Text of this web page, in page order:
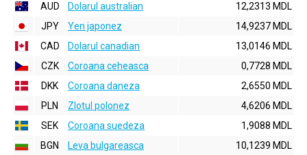
AUD
Dolarul australian
12,2313 MDL
JPY
Yen japonez
14,9237 MDL
CAD
Dolarul canadian
13,0146 MDL
CZK
Coroana ceheasca
0,7728 MDL
DKK
Coroana daneza
2,6550 MDL
PLN
Zlotul polonez
4,6206 MDL
SEK
Coroana suedeza
1,9088 MDL
BGN
Leva bulgareasca
10,1239 MDL